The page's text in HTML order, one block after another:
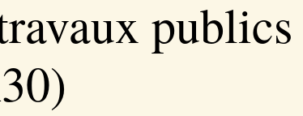
publics